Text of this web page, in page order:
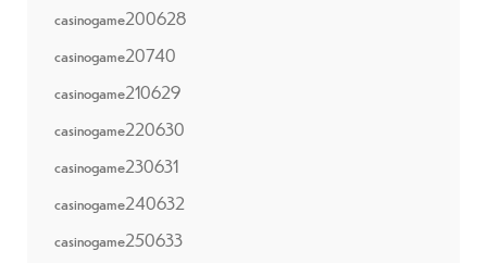
casinogame200628
casinogame20740
casinogame210629
casinogame220630
casinogame230631
casinogame240632
casinogame250633